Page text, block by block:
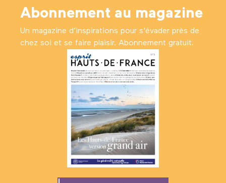
Abonnement au magazine
Un magazine d’inspirations pour s'évader près de
chez soi et se faire plaisir. Abonnement gratuit.